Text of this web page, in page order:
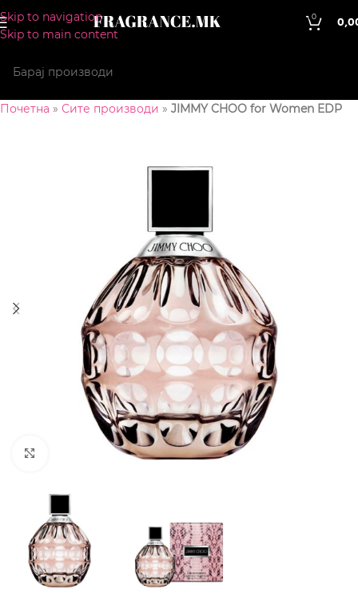
Skip to navigation
Skip to main content
0
Почетна » Сите производи » JIMMY CHOO for Women EDP
CLICK TO ENLARGE